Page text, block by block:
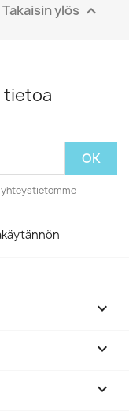
Takaisin ylös 
tietoa
yhteystietomme


